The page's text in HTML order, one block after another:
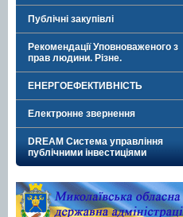
Публічні закупівлі
Рекомендації Уповноваженого з
прав людини. Різне.
ЕНЕРГОЕФЕКТИВНІСТЬ
Електронне звернення
DREAM Система управління
публічними інвестиціями